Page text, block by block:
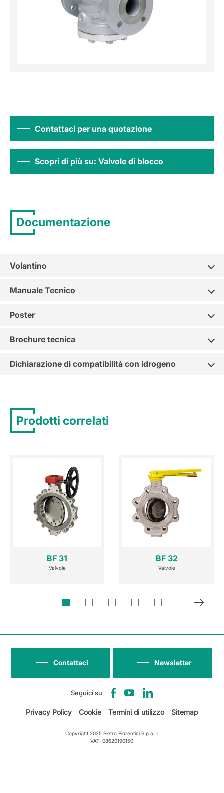
Contattaci per una quotazione
Scopri di più su: Valvole di blocco
Documentazione
Volantino
Manuale Tecnico
Poster
Brochure tecnica
Dichiarazione di compatibilità con idrogeno
Prodotti correlati
BF 31
Valvole
BF 32
Valvole
Seguici su
Newsletter
Contattaci
Privacy Policy Cookie Termini di utilizzo Sitemap
Copyright 2025 Pietro Fiorentini S.p.a. -
VAT. 08620190150